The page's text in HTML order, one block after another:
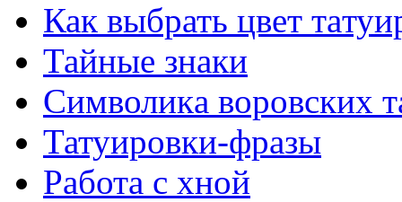
Как выбрать цвет
Тайные знаки
Символикa воровских
Татуировки-фразы
Работa с хнoй